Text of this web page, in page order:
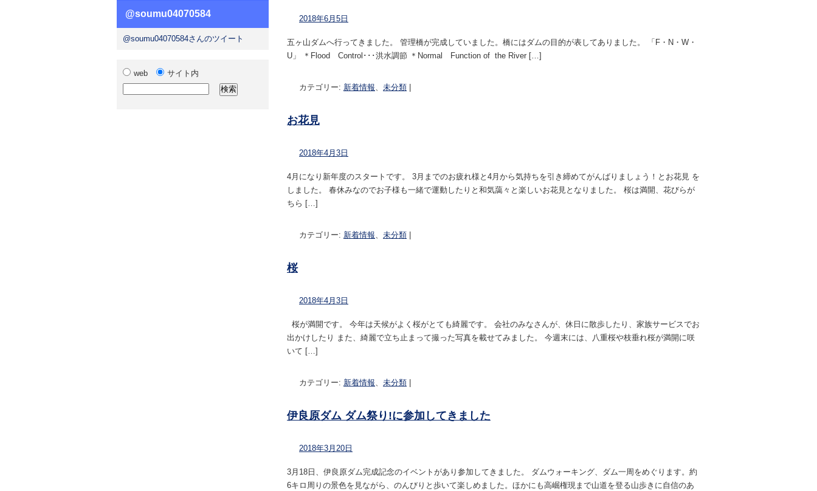
2018年6月5日
五ヶ山ダムへ行ってきました。 管理橋が完成していました。橋にはダムの目的が表してありました。 「F・N・W・
U」 ＊Flood Control･･･洪水調節 ＊Normal Function of the River […]
カテゴリー: 新着情報、 未分類
お花見
2018年4月3日
4月になり新年度のスタートです。 3月までのお疲れ様と4月から気持ちを引き締めてがんばりましょう！とお花見 を
しました。 春休みなのでお子様も一緒で運動したりと和気藹々と楽しいお花見となりました。 桜は満開、花びらが
ちら […]
カテゴリー: 新着情報、 未分類
桜
2018年4月3日
桜が満開です。 今年は天候がよく桜がとても綺麗です。 会社のみなさんが、休日に散歩したり、家族サービスでお
出かけしたり また、綺麗で立ち止まって撮った写真を載せてみました。 今週末には、八重桜や枝垂れ桜が満開に咲
いて […]
カテゴリー: 新着情報、 未分類
伊良原ダム ダム祭り!に参加してきました
2018年3月20日
3月18日、伊良原ダム完成記念のイベントがあり参加してきました。 ダムウォーキング、ダム一周をめぐります。約
6キロ周りの景色を見ながら、のんびりと歩いて楽しめました。ほかにも高崛権現まで山道を登る山歩きに自信のあ
@soumu04070584
@soumu04070584さんのツイート
web サイト内